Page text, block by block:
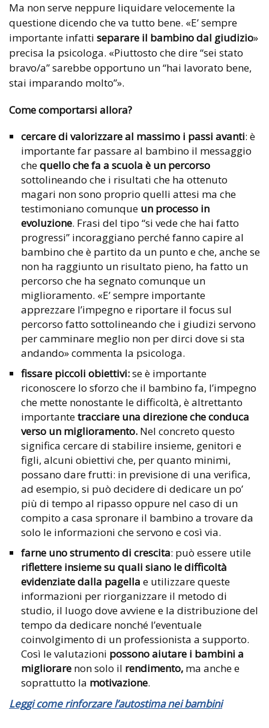
Ma non serve neppure liquidare velocemente la
questione dicendo che va tutto bene. «E’ sempre
importante infatti separare il bambino dal giudizio»
precisa la psicologa. «Piuttosto che dire “sei stato
bravo/a” sarebbe opportuno un “hai lavorato bene,
stai imparando molto”».
Come comportarsi allora?
cercare di valorizzare al massimo i passi avanti: è
importante far passare al bambino il messaggio
chequello che fa a scuola è un percorso
sottolineando che i risultati che ha ottenuto
magari non sono proprio quelli attesi ma che
testimoniano comunque un processo in
evoluzione. Frasi del tipo “si vede che hai fatto
progressi” incoraggiano perché fanno capire al
bambino che è partito da un punto e che, anche se
non ha raggiunto un risultato pieno, ha fatto un
percorso che ha segnato comunque un
miglioramento. «E’ sempre importante
apprezzare l’impegno e riportare il focus sul
percorso fatto sottolineando che i giudizi servono
per camminare meglio non per dirci dove si sta
andando» commenta la psicologa.
fissare piccoli obiettivi:se è importante
riconoscere lo sforzo che il bambino fa, l’impegno
che mette nonostante le difficoltà, è altrettanto
importantetracciare una direzione che conduca
verso un miglioramento. Nel concreto questo
significa cercare di stabilire insieme, genitori e
figli, alcuni obiettivi che, per quanto minimi,
possano dare frutti: in previsione di una verifica,
ad esempio, si può decidere di dedicare un po’
più di tempo al ripasso oppure nel caso di un
compito a casa spronare il bambino a trovare da
solo le informazioni che servono e così via.
farne uno strumento di crescita: può essere utile
riflettere insieme su quali siano le difficoltà
evidenziate dalla pagella e utilizzare queste
informazioni per riorganizzare il metodo di
studio, il luogo dove avviene e la distribuzione del
tempo da dedicare nonché l’eventuale
coinvolgimento di un professionista a supporto.
Così le valutazioni possono aiutare i bambini a
migliorare non solo il rendimento, ma anche e
soprattutto la motivazione.
Leggi come rinforzare l’autostima nei bambini